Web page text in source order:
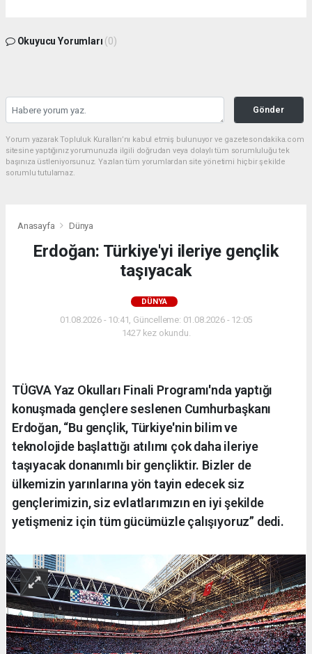
Okuyucu Yorumları (0)
Gönder
Yorum yazarak Topluluk Kuralları’nı kabul etmiş bulunuyor ve gazetesondakika.com
sitesine yaptığınız yorumunuzla ilgili doğrudan veya dolaylı tüm sorumluluğu tek
başınıza üstleniyorsunuz. Yazılan tüm yorumlardan site yönetimi hiçbir şekilde
sorumlu tutulamaz.
Anasayfa Dünya
Erdoğan: Türkiye'yi ileriye gençlik
taşıyacak
DÜNYA
01.08.2026 - 10:41, Güncelleme: 01.08.2026 - 12:05
1427 kez okundu.
TÜGVA Yaz Okulları Finali Programı'nda yaptığı
konuşmada gençlere seslenen Cumhurbaşkanı
Erdoğan, “Bu gençlik, Türkiye'nin bilim ve
teknolojide başlattığı atılımı çok daha ileriye
taşıyacak donanımlı bir gençliktir. Bizler de
ülkemizin yarınlarına yön tayin edecek siz
gençlerimizin, siz evlatlarımızın en iyi şekilde
yetişmeniz için tüm gücümüzle çalışıyoruz” dedi.